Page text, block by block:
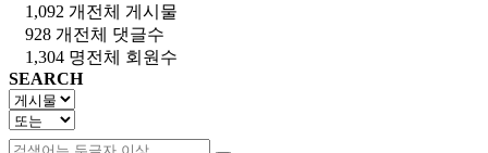
1,092 개 전체 게시물
928 개 전체 댓글수
1,304 명전체 회원수
SEARCH